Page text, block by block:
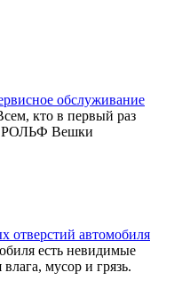
обслуживание
кто в первый раз
РОЛЬФ Вешки
отверстий автомобиля
есть невидимые
мусор и грязь.